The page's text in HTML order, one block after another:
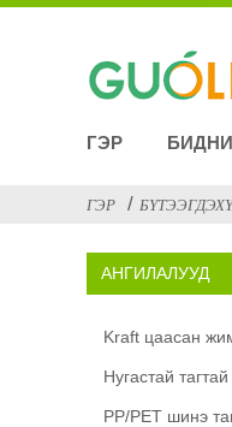
ГЭР
ГЭР
АНГИЛАЛУУД
Kraft цаасан
Нугастай
PP/PET шинэ